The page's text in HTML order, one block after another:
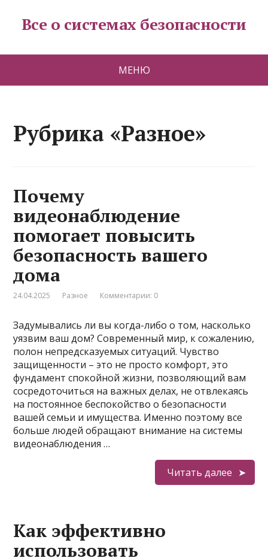
Все о системах безопасности
МЕНЮ
Рубрика «Разное»
Почему
видеонаблюдение
помогает повысить
безопасность вашего
дома
24.04.2025 Разное Комментарии: 0
Задумывались ли вы когда-либо о том, насколько
уязвим ваш дом? Современный мир, к сожалению,
полон непредсказуемых ситуаций. Чувство
защищенности – это не просто комфорт, это
фундамент спокойной жизни, позволяющий вам
сосредоточиться на важных делах, не отвлекаясь
на постоянное беспокойство о безопасности
вашей семьи и имущества. Именно поэтому все
больше людей обращают внимание на системы
видеонаблюдения …
Читать далее
Как эффективно
использовать